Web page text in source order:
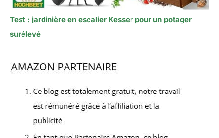
Test : jardinière en escalier Kesser pour un potager
surélevé